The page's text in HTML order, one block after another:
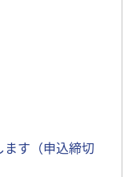
す（申込締切